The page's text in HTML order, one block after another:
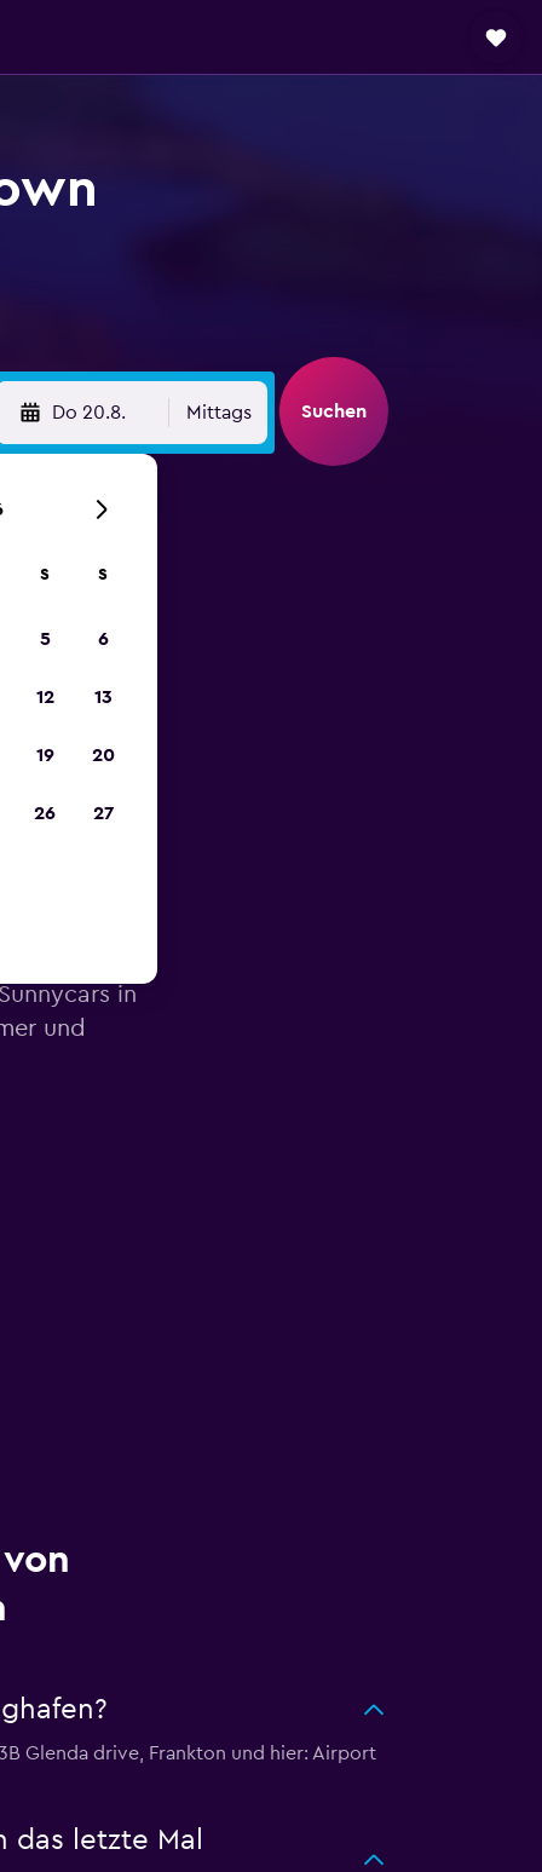
Do 20.8. Mittags Suchen
in
und
Glenda drive, Frankton und hier: Airport
letzte Mal
S S
5 6
12 13
19 20
26 27